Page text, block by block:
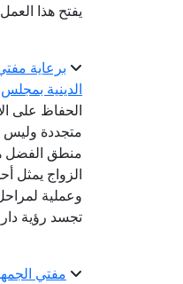
يفتح هذا
برعاية
الدينية
الحفاظ على
متجددة وليس
منطق الفضل
الزواج يمثل
وعملية
تجسد رؤية
مفتي